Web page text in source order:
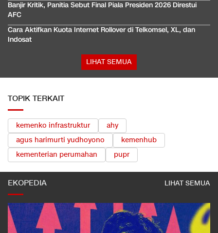
Banjir Kritik, Panitia Sebut Final Piala Presiden 2026 Direstui
AFC
Cara Aktifkan Kuota Internet Rollover di Telkomsel, XL, dan
Indosat
LIHAT SEMUA
TOPIK TERKAIT
kemenko infrastruktur
ahy
agus harimurti yudhoyono
kemenhub
kementerian perumahan
pupr
EKOPEDIA LIHAT SEMUA